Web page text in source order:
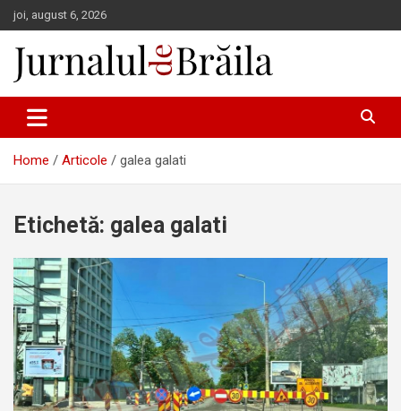
Skip
to
content
joi, august 6, 2026
Jurnalul de Brăila
Home Articole galea galati
Etichetă: galea galati